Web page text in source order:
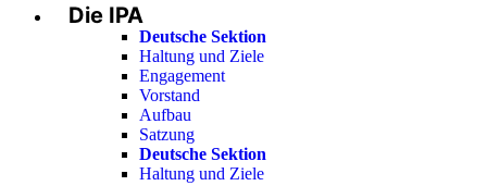
Menu
Die IPA
Deutsche Sektion
Haltung und Ziele
Engagement
Vorstand
Aufbau
Satzung
Deutsche Sektion
Haltung und Ziele